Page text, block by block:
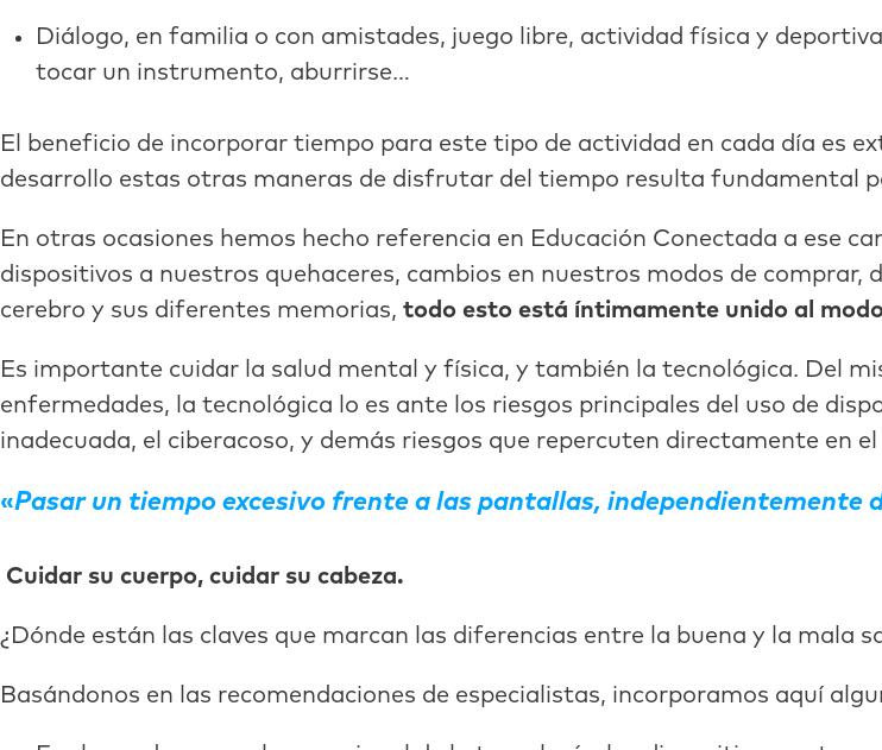
Diálogo, en familia o con amistades, juego libre, actividad física y
tocar un instrumento, aburrirse…
El beneficio de incorporar tiempo para este tipo de actividad en cada día es
desarrollo estas otras maneras de disfrutar del tiempo resulta fundamental
En otras ocasiones hemos hecho referencia en Educación Conectada a ese
dispositivos a nuestros quehaceres, cambios en nuestros modos de comprar,
cerebro y sus diferentes memorias, todo esto está íntimamente unido al
Es importante cuidar la salud mental y física, y también la tecnológica. Del
enfermedades, la tecnológica lo es ante los riesgos principales del uso de
inadecuada, el ciberacoso, y demás riesgos que repercuten directamente en
Pasar un tiempo excesivo frente a las pantallas, independientemente
Cuidar su cuerpo, cuidar su cabeza.
¿Dónde están las claves que marcan las diferencias entre la buena y la mala
Basándonos en las recomendaciones de especialistas, incorporamos aquí